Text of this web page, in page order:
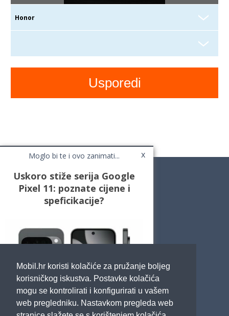
Mobil.hr koristi kolačiće za pružanje boljeg
korisničkog iskustva. Postavke kolačića
mogu se kontrolirati i konfigurirati u vašem
web pregledniku. Nastavkom pregleda web
Moglo bi te i ovo zanimati... x
Uskoro stiže serija Google
Pixel 11: poznate cijene i
speficikacije?
Cafe Mobil
Usporedi mobitele
Impressum
Marketing
Pravne odredbe
Izjava o privatnosti